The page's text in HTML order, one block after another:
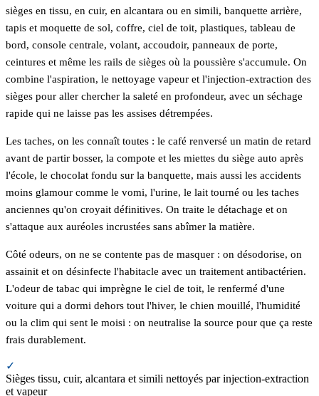
sièges en tissu, en cuir, en alcantara ou en simili, banquette arrière,
tapis et moquette de sol, coffre, ciel de toit, plastiques, tableau de
bord, console centrale, volant, accoudoir, panneaux de porte,
ceintures et même les rails de sièges où la poussière s'accumule. On
combine l'aspiration, le nettoyage vapeur et l'injection-extraction des
sièges pour aller chercher la saleté en profondeur, avec un séchage
rapide qui ne laisse pas les assises détrempées.
Les taches, on les connaît toutes : le café renversé un matin de retard
avant de partir bosser, la compote et les miettes du siège auto après
l'école, le chocolat fondu sur la banquette, mais aussi les accidents
moins glamour comme le vomi, l'urine, le lait tourné ou les taches
anciennes qu'on croyait définitives. On traite le détachage et on
s'attaque aux auréoles incrustées sans abîmer la matière.
Côté odeurs, on ne se contente pas de masquer : on désodorise, on
assainit et on désinfecte l'habitacle avec un traitement antibactérien.
L'odeur de tabac qui imprègne le ciel de toit, le renfermé d'une
voiture qui a dormi dehors tout l'hiver, le chien mouillé, l'humidité
ou la clim qui sent le moisi : on neutralise la source pour que ça reste
frais durablement.
✓
Sièges tissu, cuir, alcantara et simili nettoyés par injection-extraction
et vapeur